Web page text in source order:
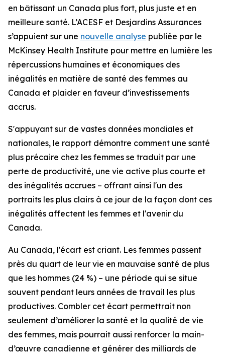
en bâtissant un Canada plus fort, plus juste et en
meilleure santé. L’ACESF et Desjardins Assurances
s’appuient sur une nouvelle analyse publiée par le
McKinsey Health Institute pour mettre en lumière les
répercussions humaines et économiques des
inégalités en matière de santé des femmes au
Canada et plaider en faveur d’investissements
accrus.
S'appuyant sur de vastes données mondiales et
nationales, le rapport démontre comment une santé
plus précaire chez les femmes se traduit par une
perte de productivité, une vie active plus courte et
des inégalités accrues – offrant ainsi l'un des
portraits les plus clairs à ce jour de la façon dont ces
inégalités affectent les femmes et l'avenir du
Canada.
Au Canada, l'écart est criant. Les femmes passent
près du quart de leur vie en mauvaise santé de plus
que les hommes (24 %) – une période qui se situe
souvent pendant leurs années de travail les plus
productives. Combler cet écart permettrait non
seulement d’améliorer la santé et la qualité de vie
des femmes, mais pourrait aussi renforcer la main-
d’œuvre canadienne et générer des milliards de